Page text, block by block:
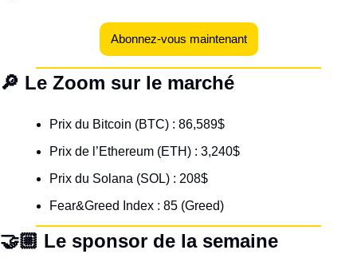
Abonnez-vous maintenant
🔎 Le Zoom sur le marché
Prix du Bitcoin (BTC) : 86,589$
Prix de l’Ethereum (ETH) : 3,240$
Prix du Solana (SOL) : 208$
Fear&Greed Index : 85 (Greed)
🤝🏼 Le sponsor de la semaine